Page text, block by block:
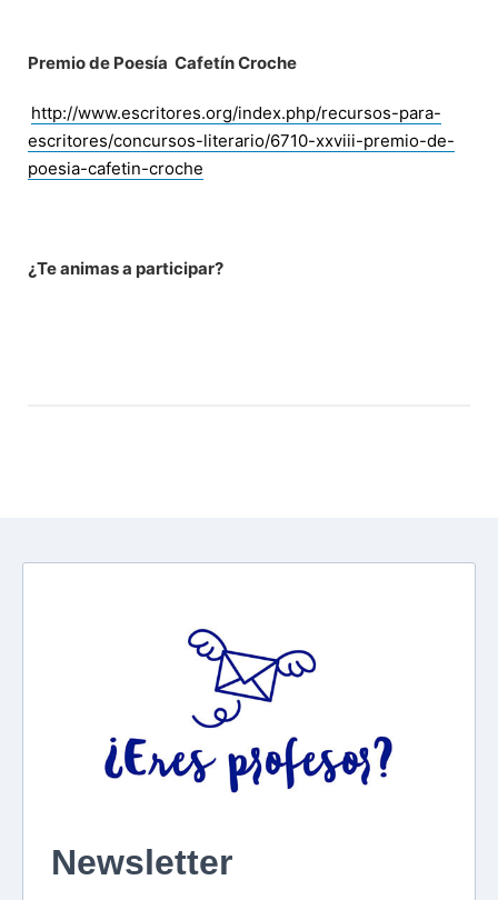
Premio de Poesía Cafetín Croche
http://www.escritores.org/index.php/recursos-para-
escritores/concursos-literario/6710-xxviii-premio-de-
poesia-cafetin-croche
¿Te animas a participar?